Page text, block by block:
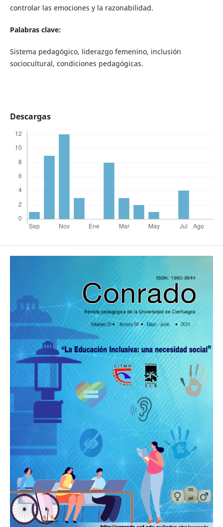
controlar las emociones y la razonabilidad.
Palabras clave:
Sistema pedagógico, liderazgo femenino, inclusión
sociocultural, condiciones pedagógicas.
Descargas